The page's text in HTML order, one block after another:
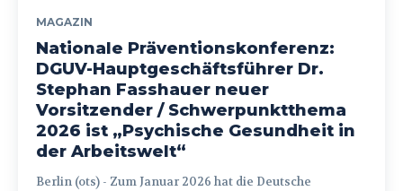
MAGAZIN
Nationale Präventionskonferenz:
DGUV-Hauptgeschäftsführer Dr.
Stephan Fasshauer neuer
Vorsitzender / Schwerpunktthema
2026 ist „Psychische Gesundheit in
der Arbeitswelt“
Berlin (ots) - Zum Januar 2026 hat die Deutsche